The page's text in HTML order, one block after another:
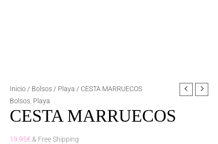
Inicio/ Bolsos/ Playa / CESTA MARRUECOS
Bolsos, Playa
CESTA MARRUECOS
19.95€ & Free Shipping
CESTA
MARRUECOS
cantidad